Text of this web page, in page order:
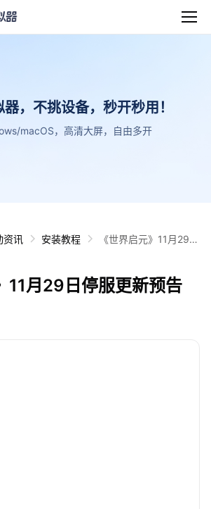
，不挑设备，秒开秒用！
macOS，高清大屏，自由多开
资讯 安装教程
《世界启元》11月29日
11月29日停服更新预告